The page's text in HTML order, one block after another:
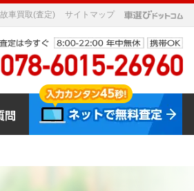
車買取(査定) サイトマップ